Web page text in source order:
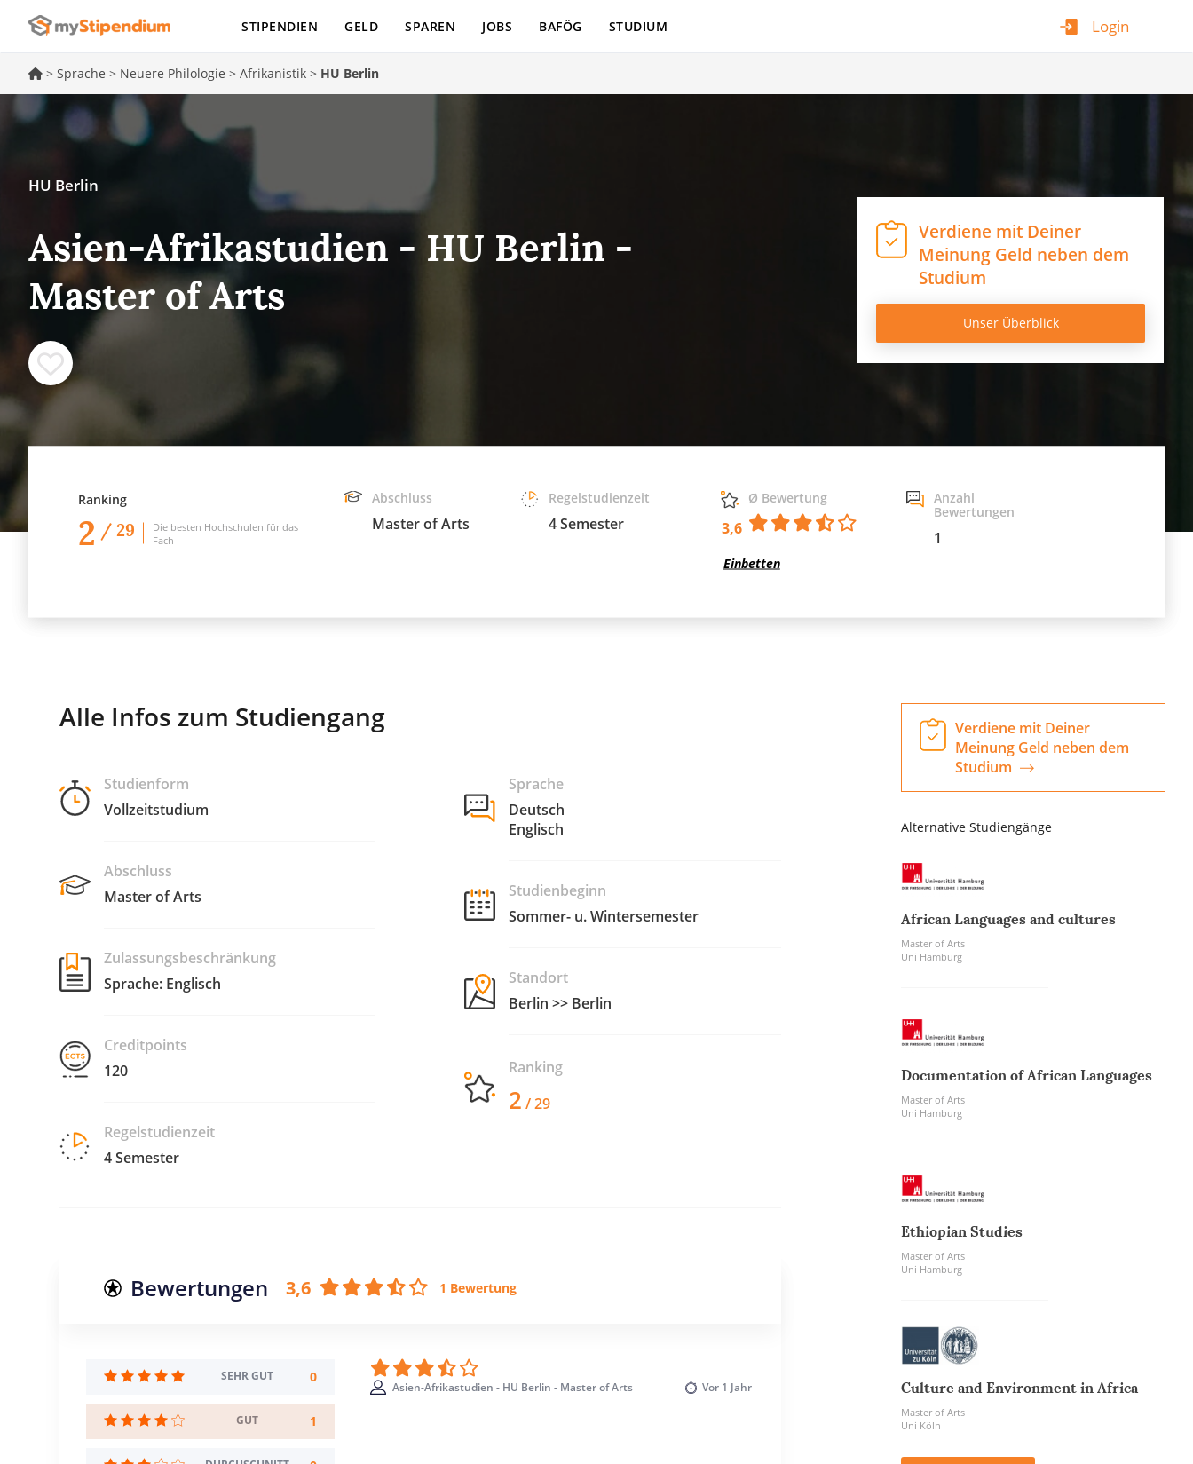
Login
STIPENDIEN GELD SPAREN JOBS BAFÖG STUDIUM
> Sprache > Neuere Philologie > Afrikanistik > HU Berlin
HU Berlin
Asien-Afrikastudien - HU Berlin -
Master of Arts
Verdiene mit Deiner
Meinung Geld neben dem
Studium
Unser Überblick
Ranking
2 / 29
Die besten Hochschulen für das
Fach
Abschluss
Master of Arts
Regelstudienzeit
4 Semester
Ø Bewertung
3,6
Einbetten
Anzahl
Bewertungen
1
Alle Infos zum Studiengang
Studienform
Vollzeitstudium
Abschluss
Master of Arts
Zulassungsbeschränkung
Sprache: Englisch
Creditpoints
120
Regelstudienzeit
4 Semester
Sprache
Deutsch
Englisch
Studienbeginn
Sommer- u. Wintersemester
Standort
Berlin >> Berlin
Ranking
2 / 29
Bewertungen 3,6 1 Bewertung
SEHR GUT 0
GUT 1
Asien-Afrikastudien - HU Berlin - Master of Arts Vor 1 Jahr
Verdiene mit Deiner
Meinung Geld neben dem
Studium
Alternative Studiengänge
African Languages and cultures
Master of Arts
Uni Hamburg
Documentation of African Languages
Master of Arts
Uni Hamburg
Ethiopian Studies
Master of Arts
Uni Hamburg
Culture and Environment in Africa
Master of Arts
Uni Köln